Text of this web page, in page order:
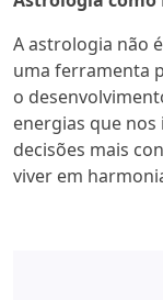
A astrologia não
uma ferramenta
o
energias que
decisões mais
viver em